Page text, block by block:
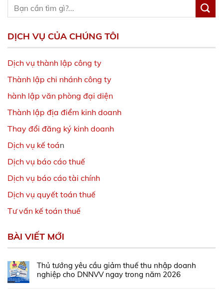
DỊCH VỤ CỦA CHÚNG TÔI
Dịch vụ thành lập công ty
Thành lập chi nhánh công ty
hành lập văn phòng đại diện
Thành lập địa điểm kinh doanh
Thay đổi đăng ký kinh doanh
Dịch vụ kế toán
Dịch vụ báo cáo thuế
Dịch vụ báo cáo tài chính
Dịch vụ quyết toán thuế
Tư vấn kế toán thuế
BÀI VIẾT MỚI
Thủ tướng yêu cầu giảm thuế thu nhập doanh
nghiệp cho DNNVV ngay trong năm 2026